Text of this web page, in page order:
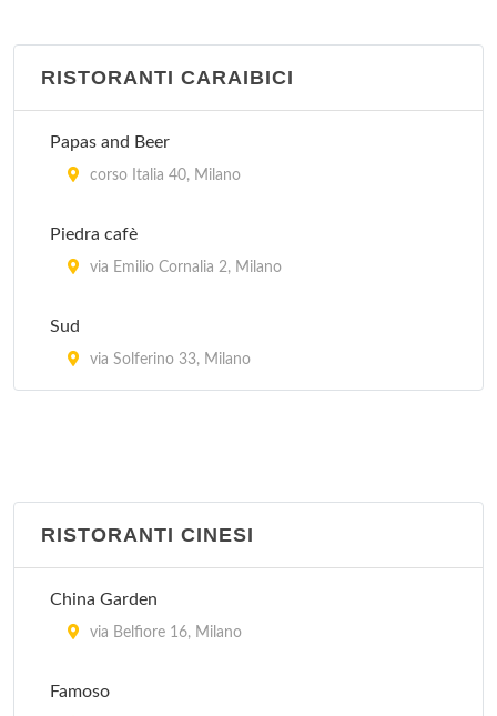
via Gaetana Agnesi 17, Milano
RISTORANTI CARAIBICI
Papas and Beer
corso Italia 40, Milano
Piedra cafè
via Emilio Cornalia 2, Milano
Sud
via Solferino 33, Milano
RISTORANTI CINESI
China Garden
via Belfiore 16, Milano
Famoso